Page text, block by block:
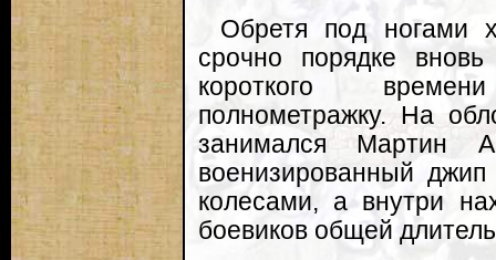
Обретя под ногами
срочно порядке
короткого
полнометражку. На
занимался Мартин
военизированный
колесами, а внутри
боевиков общей